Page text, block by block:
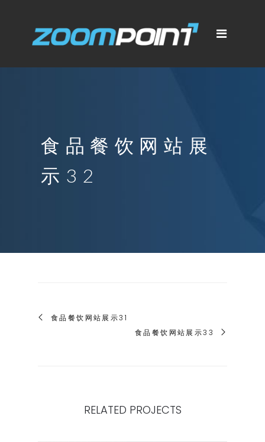
食品餐饮网站展
示32
食品餐饮网站展示31
食品餐饮网站展示33
RELATED PROJECTS